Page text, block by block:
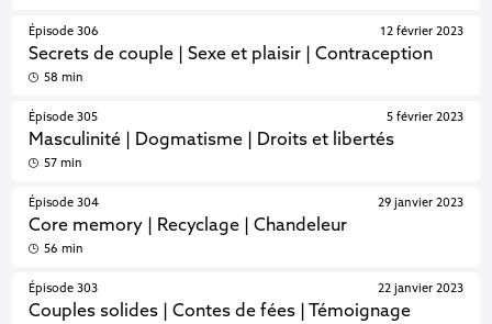
Épisode 306
Secrets de couple | Sexe et plaisir | Contraception
12 février 2023
58 min
Épisode 305
Masculinité | Dogmatisme | Droits et libertés
5 février 2023
57 min
Épisode 304
Core memory | Recyclage | Chandeleur
29 janvier 2023
56 min
Épisode 303
Couples solides | Contes de fées | Témoignage
22 janvier 2023